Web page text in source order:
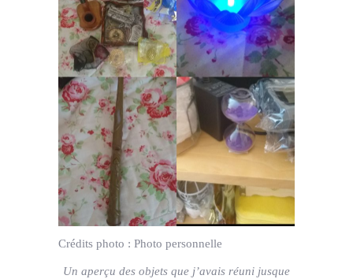
Crédits photo : Photo personnelle
Un aperçu des objets que j’avais réuni jusque